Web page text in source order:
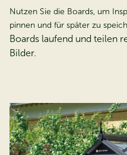
Nutzen Sie die Boards, um
pinnen und für später zu
Boards laufend und teilen
Bilder.